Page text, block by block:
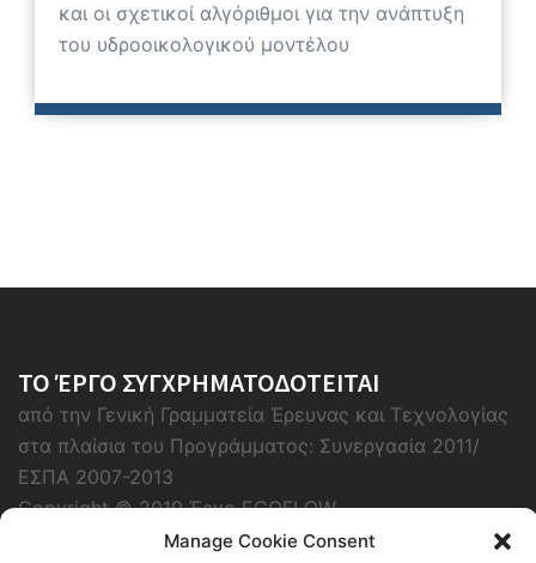
Manage Cookie Consent
και οι σχετικοί αλγόριθμοι για την ανάπτυξη
του υδροοικολογικού μοντέλου
ΤΟ ΈΡΓΟ ΣΥΓΧΡΗΜΑΤΟΔΟΤΕΙΤΑΙ
από την Γενική Γραμματεία Έρευνας και Τεχνολογίας
στα πλαίσια του Προγράμματος: Συνεργασία 2011/
ΕΣΠΑ 2007-2013
Copyright © 2019 Έργο ECOFLOW